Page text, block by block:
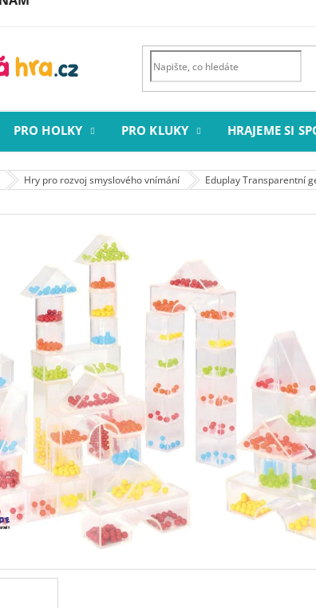
PRO HOLKY PRO KLUKY HRAJEME SI
Hry pro rozvoj smyslového vnímání Eduplay Transparentní